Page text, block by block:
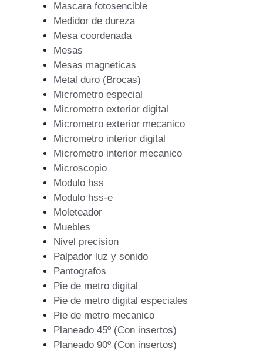
Mascara fotosencible
Medidor de dureza
Mesa coordenada
Mesas
Mesas magneticas
Metal duro (Brocas)
Micrometro especial
Micrometro exterior digital
Micrometro exterior mecanico
Micrometro interior digital
Micrometro interior mecanico
Microscopio
Modulo hss
Modulo hss-e
Moleteador
Muebles
Nivel precision
Palpador luz y sonido
Pantografos
Pie de metro digital
Pie de metro digital especiales
Pie de metro mecanico
Planeado 45º (Con insertos)
Planeado 90º (Con insertos)